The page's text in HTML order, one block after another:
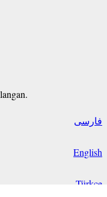
فارسی
English
Türkçe